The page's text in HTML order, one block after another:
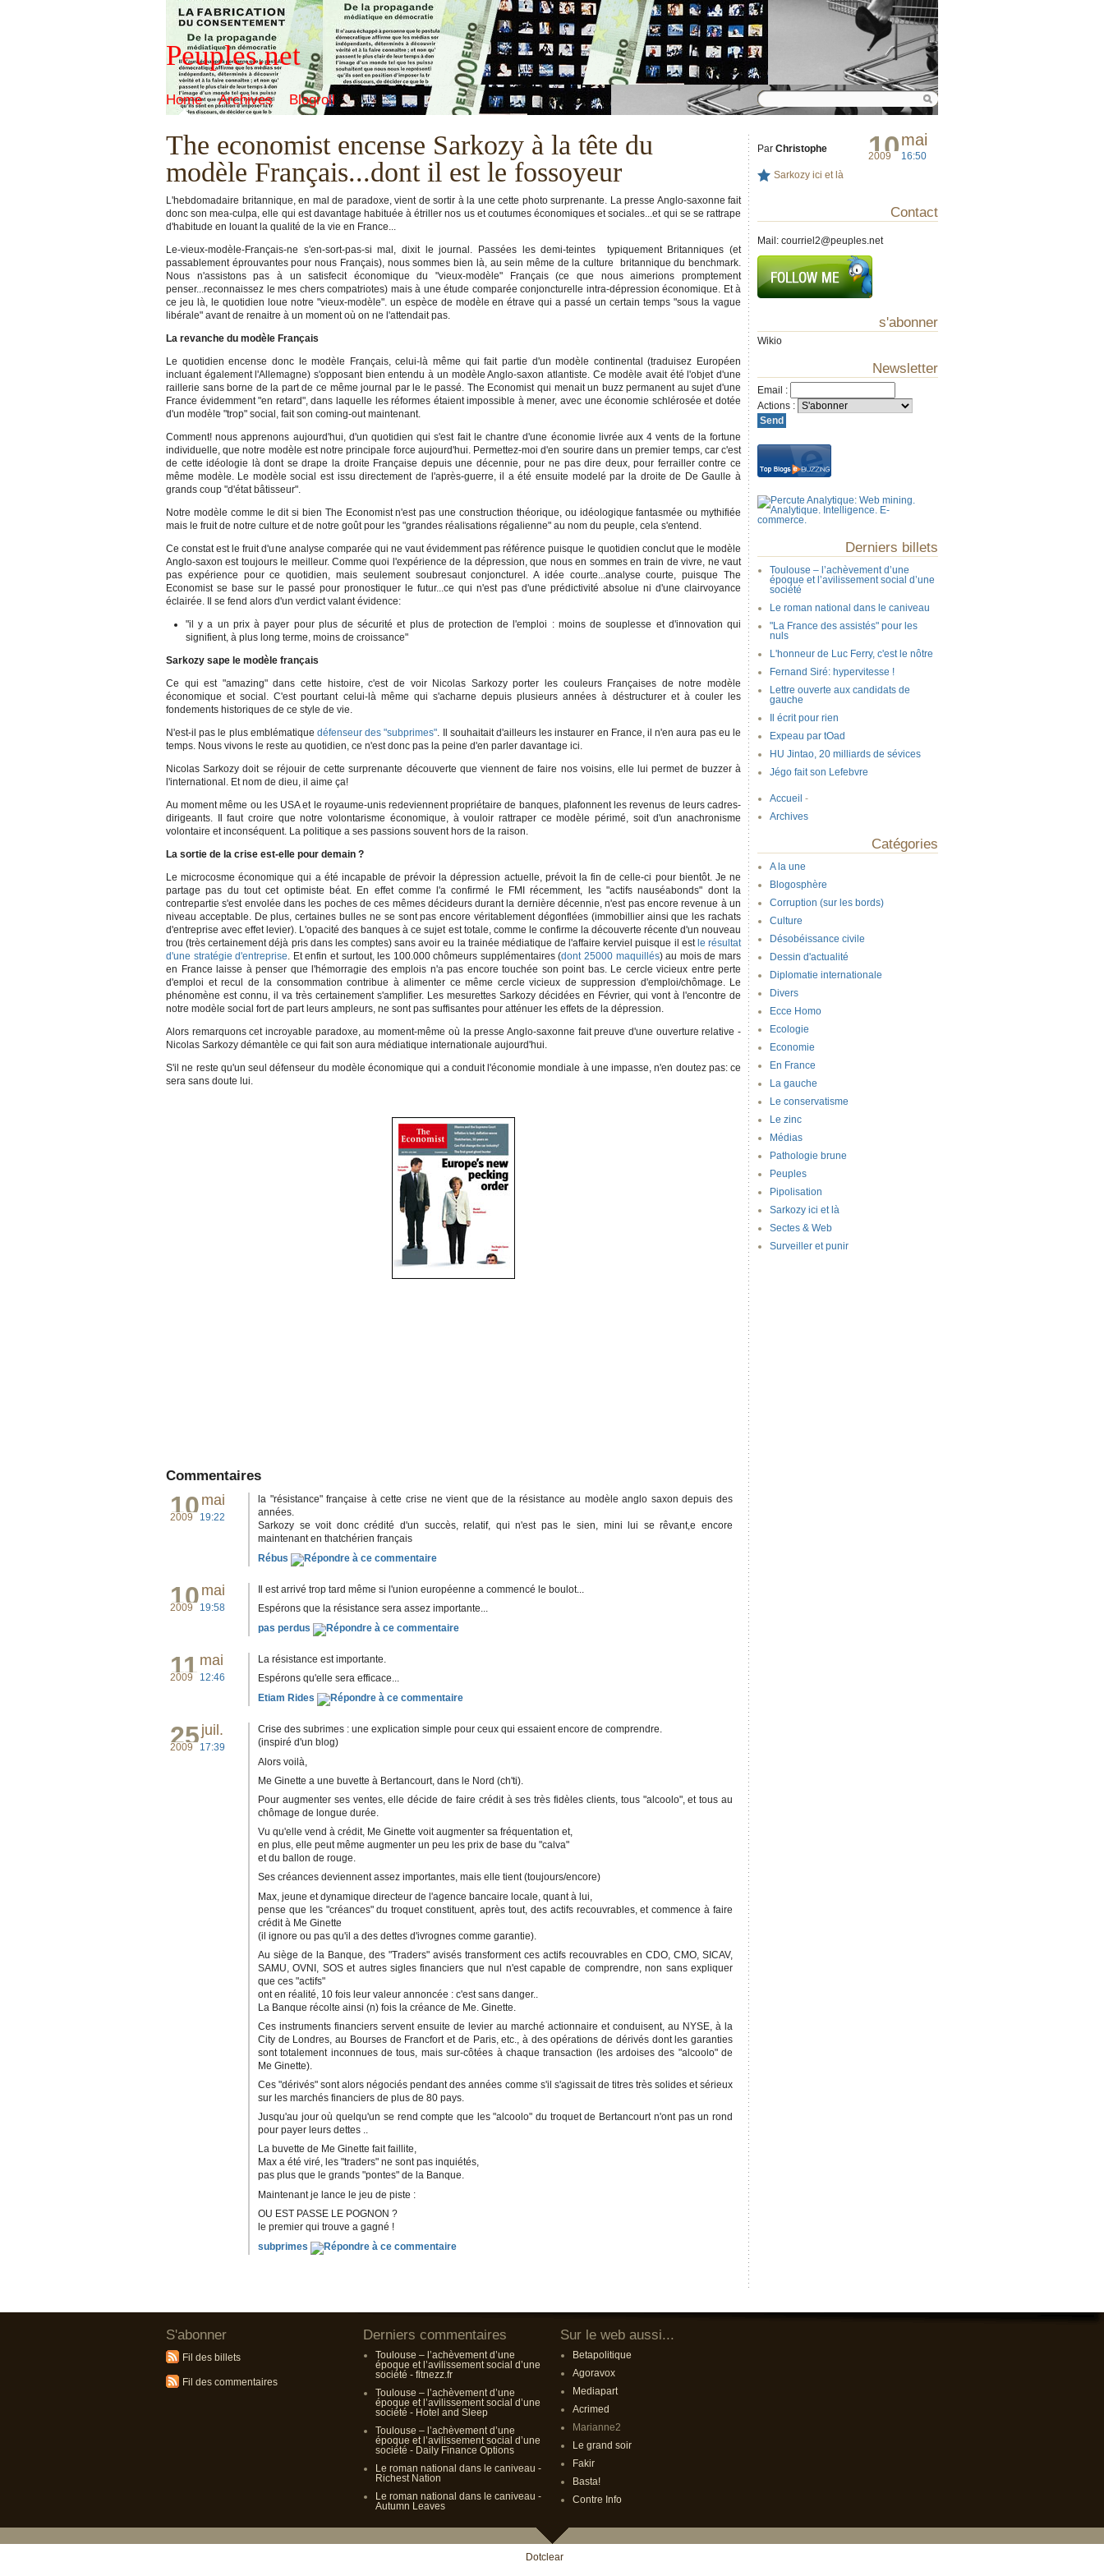
Peuples.net
Home Archives Blogroll
The economist encense Sarkozy à la tête du
modèle Français...dont il est le fossoyeur
10mai
2009 16:50
Par Christophe
Sarkozy ici et là
L'hebdomadaire britannique, en mal de paradoxe, vient de sortir à la une cette photo surprenante. La presse Anglo-saxonne fait
donc son mea-culpa, elle qui est davantage habituée à étriller nos us et coutumes économiques et sociales...et qui se se rattrape
d'habitude en louant la qualité de la vie en France...
Le-vieux-modèle-Français-ne s'en-sort-pas-si mal, dixit le journal. Passées les demi-teintes typiquement Britanniques (et
passablement éprouvantes pour nous Français), nous sommes bien là, au sein même de la culture britannique du benchmark.
Nous n'assistons pas à un satisfecit économique du "vieux-modèle" Français (ce que nous aimerions promptement
penser...reconnaissez le mes chers compatriotes) mais à une étude comparée conjoncturelle intra-dépression économique. Et à
ce jeu là, le quotidien loue notre "vieux-modèle". un espèce de modèle en étrave qui a passé un certain temps "sous la vague
libérale" avant de renaitre à un moment où on ne l'attendait pas.
La revanche du modèle Français
Le quotidien encense donc le modèle Français, celui-là même qui fait partie d'un modèle continental (traduisez Européen
incluant également l'Allemagne) s'opposant bien entendu à un modèle Anglo-saxon atlantiste. Ce modèle avait été l'objet d'une
raillerie sans borne de la part de ce même journal par le le passé. The Economist qui menait un buzz permanent au sujet d'une
France évidemment "en retard", dans laquelle les réformes étaient impossible à mener, avec une économie schlérosée et dotée
d'un modèle "trop" social, fait son coming-out maintenant.
Comment! nous apprenons aujourd'hui, d'un quotidien qui s'est fait le chantre d'une économie livrée aux 4 vents de la fortune
individuelle, que notre modèle est notre principale force aujourd'hui. Permettez-moi d'en sourire dans un premier temps, car c'est
de cette idéologie là dont se drape la droite Française depuis une décennie, pour ne pas dire deux, pour ferrailler contre ce
même modèle. Le modèle social est issu directement de l'après-guerre, il a été ensuite modelé par la droite de De Gaulle à
grands coup "d'état bâtisseur".
Notre modèle comme le dit si bien The Economist n'est pas une construction théorique, ou idéologique fantasmée ou mythifiée
mais le fruit de notre culture et de notre goût pour les "grandes réalisations régalienne" au nom du peuple, cela s'entend.
Ce constat est le fruit d'une analyse comparée qui ne vaut évidemment pas référence puisque le quotidien conclut que le modèle
Anglo-saxon est toujours le meilleur. Comme quoi l'expérience de la dépression, que nous en sommes en train de vivre, ne vaut
pas expérience pour ce quotidien, mais seulement soubresaut conjoncturel. A idée courte...analyse courte, puisque The
Economist se base sur le passé pour pronostiquer le futur...ce qui n'est pas d'une prédictivité absolue ni d'une clairvoyance
éclairée. Il se fend alors d'un verdict valant évidence:
"il y a un prix à payer pour plus de sécurité et plus de protection de l'emploi : moins de souplesse et d'innovation qui
signifient, à plus long terme, moins de croissance"
Sarkozy sape le modèle français
Ce qui est "amazing" dans cette histoire, c'est de voir Nicolas Sarkozy porter les couleurs Françaises de notre modèle
économique et social. C'est pourtant celui-là même qui s'acharne depuis plusieurs années à déstructurer et à couler les
fondements historiques de ce style de vie.
N'est-il pas le plus emblématique défenseur des "subprimes". Il souhaitait d'ailleurs les instaurer en France, il n'en aura pas eu le
temps. Nous vivons le reste au quotidien, ce n'est donc pas la peine d'en parler davantage ici.
Nicolas Sarkozy doit se réjouir de cette surprenante découverte que viennent de faire nos voisins, elle lui permet de buzzer à
l'international. Et nom de dieu, il aime ça!
Au moment même ou les USA et le royaume-unis redeviennent propriétaire de banques, plafonnent les revenus de leurs cadres-
dirigeants. Il faut croire que notre volontarisme économique, à vouloir rattraper ce modèle périmé, soit d'un anachronisme
volontaire et inconséquent. La politique a ses passions souvent hors de la raison.
La sortie de la crise est-elle pour demain ?
Le microcosme économique qui a été incapable de prévoir la dépression actuelle, prévoit la fin de celle-ci pour bientôt. Je ne
partage pas du tout cet optimiste béat. En effet comme l'a confirmé le FMI récemment, les "actifs nauséabonds" dont la
contrepartie s'est envolée dans les poches de ces mêmes décideurs durant la dernière décennie, n'est pas encore revenue à un
niveau acceptable. De plus, certaines bulles ne se sont pas encore véritablement dégonflées (immobillier ainsi que les rachats
d'entreprise avec effet levier). L'opacité des banques à ce sujet est totale, comme le confirme la découverte récente d'un nouveau
trou (très certainement déjà pris dans les comptes) sans avoir eu la trainée médiatique de l'affaire kerviel puisque il est le résultat
d'une stratégie d'entreprise. Et enfin et surtout, les 100.000 chômeurs supplémentaires (dont 25000 maquillés) au mois de mars
en France laisse à penser que l'hémorragie des emplois n'a pas encore touchée son point bas. Le cercle vicieux entre perte
d'emploi et recul de la consommation contribue à alimenter ce même cercle vicieux de suppression d'emploi/chômage. Le
phénomène est connu, il va très certainement s'amplifier. Les mesurettes Sarkozy décidées en Février, qui vont à l'encontre de
notre modèle social fort de part leurs ampleurs, ne sont pas suffisantes pour atténuer les effets de la dépression.
Alors remarquons cet incroyable paradoxe, au moment-même où la presse Anglo-saxonne fait preuve d'une ouverture relative -
Nicolas Sarkozy démantèle ce qui fait son aura médiatique internationale aujourd'hui.
S'il ne reste qu'un seul défenseur du modèle économique qui a conduit l'économie mondiale à une impasse, n'en doutez pas: ce
sera sans doute lui.
Commentaires
10 mai
2009 19:22
la "résistance" française à cette crise ne vient que de la résistance au modèle anglo saxon depuis des
années.
Sarkozy se voit donc crédité d'un succès, relatif, qui n'est pas le sien, mini lui se rêvant,e encore
maintenant en thatchérien français
Rébus
10 mai
2009 19:58
Il est arrivé trop tard même si l'union européenne a commencé le boulot...
Espérons que la résistance sera assez importante...
pas perdus
11 mai
2009 12:46
La résistance est importante.
Espérons qu'elle sera efficace...
Etiam Rides
25 juil.
2009 17:39
Crise des subrimes : une explication simple pour ceux qui essaient encore de comprendre.
(inspiré d'un blog)
Alors voilà,
Me Ginette a une buvette à Bertancourt, dans le Nord (ch'ti).
Pour augmenter ses ventes, elle décide de faire crédit à ses très fidèles clients, tous "alcoolo", et tous au
chômage de longue durée.
Vu qu'elle vend à crédit, Me Ginette voit augmenter sa fréquentation et,
en plus, elle peut même augmenter un peu les prix de base du "calva"
et du ballon de rouge.
Ses créances deviennent assez importantes, mais elle tient (toujours/encore)
Max, jeune et dynamique directeur de l'agence bancaire locale, quant à lui,
pense que les "créances" du troquet constituent, après tout, des actifs recouvrables, et commence à faire
crédit à Me Ginette
(il ignore ou pas qu'il a des dettes d'ivrognes comme garantie).
Au siège de la Banque, des "Traders" avisés transforment ces actifs recouvrables en CDO, CMO, SICAV,
SAMU, OVNI, SOS et autres sigles financiers que nul n'est capable de comprendre, non sans expliquer
que ces "actifs"
ont en réalité, 10 fois leur valeur annoncée : c'est sans danger..
La Banque récolte ainsi (n) fois la créance de Me. Ginette.
Ces instruments financiers servent ensuite de levier au marché actionnaire et conduisent, au NYSE, à la
City de Londres, au Bourses de Francfort et de Paris, etc., à des opérations de dérivés dont les garanties
sont totalement inconnues de tous, mais sur-côtées à chaque transaction (les ardoises des "alcoolo" de
Me Ginette).
Ces "dérivés" sont alors négociés pendant des années comme s'il s'agissait de titres très solides et sérieux
sur les marchés financiers de plus de 80 pays.
Jusqu'au jour où quelqu'un se rend compte que les "alcoolo" du troquet de Bertancourt n'ont pas un rond
pour payer leurs dettes ..
La buvette de Me Ginette fait faillite,
Max a été viré, les "traders" ne sont pas inquiétés,
pas plus que le grands "pontes" de la Banque.
Maintenant je lance le jeu de piste :
OU EST PASSE LE POGNON ?
le premier qui trouve a gagné !
subprimes
Contact
Mail: courriel2@peuples.net
s'abonner
Wikio
Newsletter
Email :
Actions :
Derniers billets
Toulouse – l’achèvement d’une
époque et l’avilissement social d’une
société
Le roman national dans le caniveau
"La France des assistés" pour les
nuls
L'honneur de Luc Ferry, c'est le nôtre
Fernand Siré: hypervitesse !
Lettre ouverte aux candidats de
gauche
Il écrit pour rien
Expeau par tOad
HU Jintao, 20 milliards de sévices
Jégo fait son Lefebvre
Accueil -
Archives
Catégories
A la une
Blogosphère
Corruption (sur les bords)
Culture
Désobéissance civile
Dessin d'actualité
Diplomatie internationale
Divers
Ecce Homo
Ecologie
Economie
En France
La gauche
Le conservatisme
Le zinc
Médias
Pathologie brune
Peuples
Pipolisation
Sarkozy ici et là
Sectes & Web
Surveiller et punir
S'abonner
Fil des billets
Fil des commentaires
Derniers commentaires
Toulouse – l’achèvement d’une
époque et l’avilissement social d’une
société - fitnezz.fr
Toulouse – l’achèvement d’une
époque et l’avilissement social d’une
société - Hotel and Sleep
Toulouse – l’achèvement d’une
époque et l’avilissement social d’une
société - Daily Finance Options
Le roman national dans le caniveau -
Richest Nation
Le roman national dans le caniveau -
Autumn Leaves
Sur le web aussi...
Betapolitique
Agoravox
Mediapart
Acrimed
Marianne2
Le grand soir
Fakir
Basta!
Contre Info
Dotclear